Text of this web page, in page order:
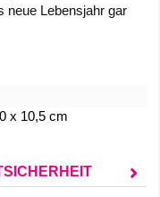
neue Lebensjahr gar
x 10,5 cm